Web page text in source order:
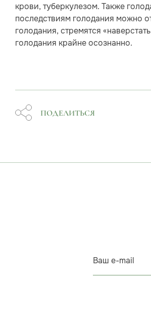
крови, туберкулезом. Также
последствиям голодания можно
голодания, стремятся
голодания крайне осознанно.
ПОДЕЛИТЬСЯ
Ваш e-mail